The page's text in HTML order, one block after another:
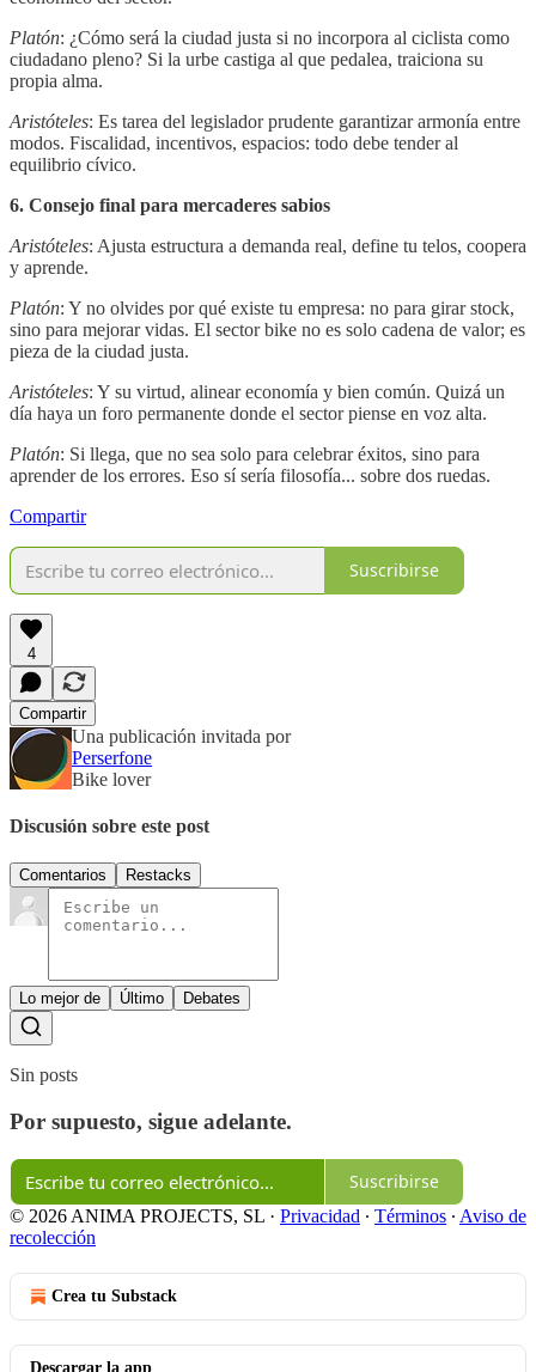
Platón: ¿Cómo será la ciudad justa si no incorpora al ciclista como
ciudadano pleno? Si la urbe castiga al que pedalea, traiciona su
propia alma.
Aristóteles: Es tarea del legislador prudente garantizar armonía entre
modos. Fiscalidad, incentivos, espacios: todo debe tender al
equilibrio cívico.
6. Consejo final para mercaderes sabios
Aristóteles: Ajusta estructura a demanda real, define tu telos, coopera
y aprende.
Platón: Y no olvides por qué existe tu empresa: no para girar stock,
sino para mejorar vidas. El sector bike no es solo cadena de valor; es
pieza de la ciudad justa.
Aristóteles: Y su virtud, alinear economía y bien común. Quizá un
día haya un foro permanente donde el sector piense en voz alta.
Platón: Si llega, que no sea solo para celebrar éxitos, sino para
aprender de los errores. Eso sí sería filosofía... sobre dos ruedas.
Compartir
Suscribirse
4
Compartir
Una publicación invitada por
Perserfone
Bike lover
Discusión sobre este post
Comentarios Restacks
Lo mejor de Último Debates
Sin posts
Por supuesto, sigue adelante.
Suscribirse
© 2026 ANIMA PROJECTS, SL · Privacidad ∙ Términos ∙ Aviso de
recolección
Crea tu Substack
Descargar la app